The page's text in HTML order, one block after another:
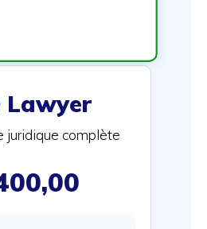
Lawyer
juridique complète